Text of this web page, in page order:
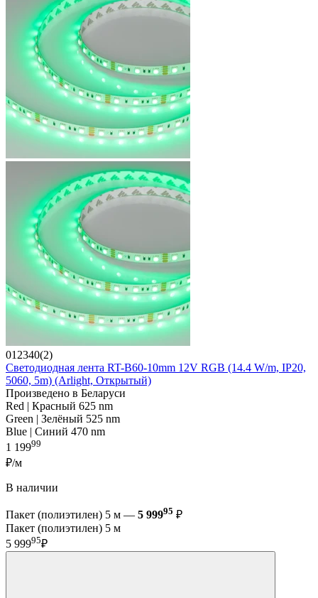
012340(2)
Светодиодная лента RT-B60-10mm 12V RGB (14.4 W/m, IP20,
5060, 5m) (Arlight, Открытый)
Произведено в Беларуси
Red | Красный 625 nm
Green | Зелёный 525 nm
Blue | Синий 470 nm
1 19999
₽/м
В наличии
Пакет (полиэтилен) 5 м — 5 99995 ₽
Пакет (полиэтилен) 5 м
5 99995₽